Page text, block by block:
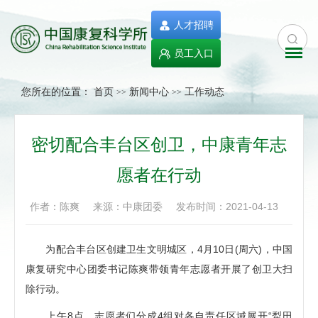
人才招聘
员工入口
您所在的位置： 首页 >> 新闻中心 >> 工作动态
密切配合丰台区创卫，中康青年志
愿者在行动
作者：陈爽 来源：中康团委 发布时间：2021-04-13
为配合丰台区创建卫生文明城区，4月10日(周六)，中国
康复研究中心团委书记陈爽带领青年志愿者开展了创卫大扫
除行动。